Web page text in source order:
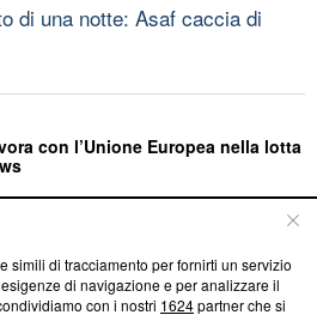
di una notte: Asaf caccia di
con l’Unione Europea nella lotta
trasparenti su Blasting
simili di tracciamento per fornirti un servizio
di navigazione e per analizzare il
con i nostri 1624partner che si